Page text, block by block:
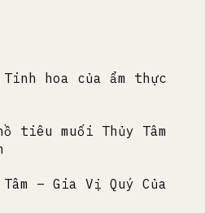
Tinh hoa của ẩm thực
tiêu muối Thủy Tâm
– Gia Vị Quý Của